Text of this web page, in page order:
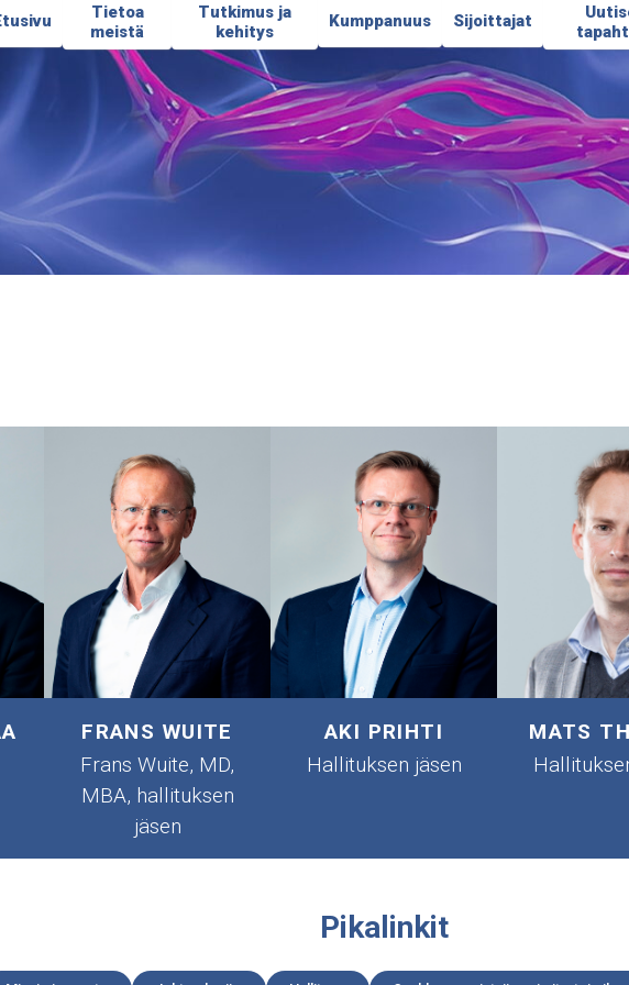
Tietoa
meistä
Tutkimus ja
kehitys
Kumppanuus Sijoittajat
FRANS WUITE
Frans Wuite, MD,
MBA, hallituksen
jäsen
AKI PRIHTI
Hallituksen jäsen
MATS
Pikalinkit